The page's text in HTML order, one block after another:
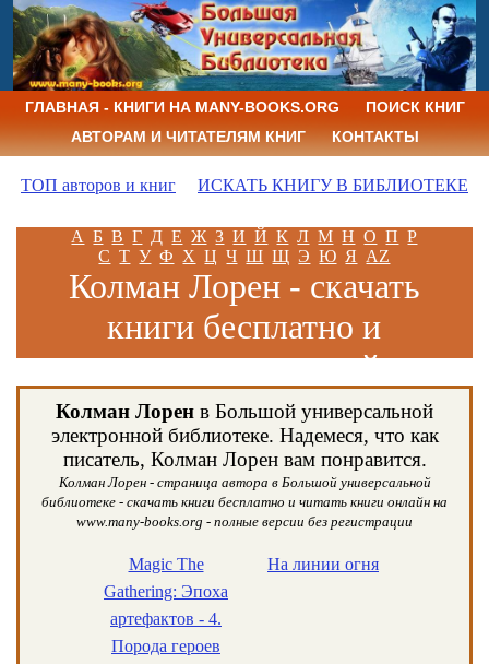
ГЛАВНАЯ - КНИГИ НА MANY-BOOKS.ORG
ПОИСК КНИГ
АВТОРАМ И ЧИТАТЕЛЯМ КНИГ
КОНТАКТЫ
ТОП авторов и книг ИСКАТЬ КНИГУ В БИБЛИОТЕКЕ
А Б В Г Д Е Ж З И Й К Л М Н О П Р
С Т У Ф Х Ц Ч Ш Щ Э Ю Я AZ
Колман Лорен - скачать
книги бесплатно и
читать книги онлайн
Колман Лорен в Большой универсальной
электронной библиотеке. Надемеся, что как
писатель, Колман Лорен вам понравится.
Колман Лорен - страница автора в Большой универсальной
библиотеке - скачать книги бесплатно и читать книги онлайн на
www.many-books.org - полные версии без регистрации
Magic The
Gathering: Эпоха
артефактов - 4.
Порода героев
На линии огня